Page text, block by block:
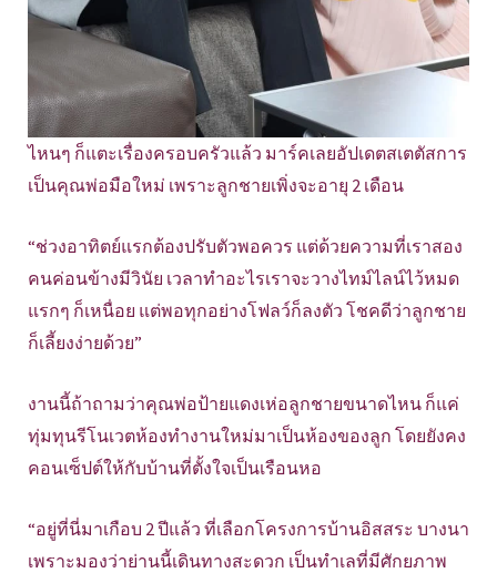
ไหนๆ ก็แตะเรื่องครอบครัวแล้ว มาร์คเลยอัปเดตสเตตัสการ
เป็นคุณพ่อมือใหม่ เพราะลูกชายเพิ่งจะอายุ 2 เดือน
“ช่วงอาทิตย์แรกต้องปรับตัวพอควร แต่ด้วยความที่เราสอง
คนค่อนข้างมีวินัย เวลาทำอะไรเราจะวางไทม์ไลน์ไว้หมด
แรกๆ ก็เหนื่อย แต่พอทุกอย่างโฟลว์ก็ลงตัว โชคดีว่าลูกชาย
ก็เลี้ยงง่ายด้วย”
งานนี้ถ้าถามว่าคุณพ่อป้ายแดงเห่อลูกชายขนาดไหน ก็แค่
ทุ่มทุนรีโนเวตห้องทำงานใหม่มาเป็นห้องของลูก โดยยังคง
คอนเซ็ปต์ให้กับบ้านที่ตั้งใจเป็นเรือนหอ
“อยู่ที่นี่มาเกือบ 2 ปีแล้ว ที่เลือกโครงการบ้านอิสสระ บางนา
เพราะมองว่าย่านนี้เดินทางสะดวก เป็นทำเลที่มีศักยภาพ